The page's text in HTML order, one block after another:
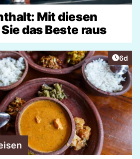
Mit diesen
das Beste raus
6d